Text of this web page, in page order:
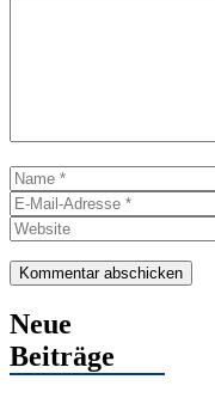
Name
Neue
Beiträge